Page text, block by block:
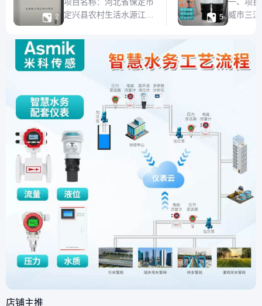
 2
中的应用
项目名称：河北省保定市
定兴县农村生活水源江水
选用产品:MDX500 多参
数水质在线分析仪客户评
价:在行业中有丰富经
产品运行稳定，各参数数
据符合标准，满足远程检
测数据需求。 检测指
标：pH/ORP
 5
浊度等
自来水
一、项
威市三
式超声
一体式
店铺主推